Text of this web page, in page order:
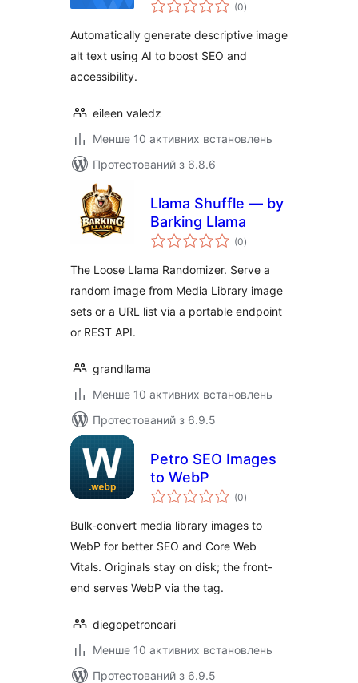
(0рейтинг
)
Automatically generate descriptive image
alt text using AI to boost SEO and
accessibility.
eileen valedz
Менше 10 активних встановлень
Протестований з 6.8.6
Llama Shuffle — by
Barking Llama
(0загальний
рейтинг
)
The Loose Llama Randomizer. Serve a
random image from Media Library image
sets or a URL list via a portable endpoint
or REST API.
grandllama
Менше 10 активних встановлень
Протестований з 6.9.5
Petro SEO Images
to WebP
(0загальний
рейтинг
)
Bulk-convert media library images to
WebP for better SEO and Core Web
Vitals. Originals stay on disk; the front-
end serves WebP via the tag.
diegopetroncari
Менше 10 активних встановлень
Протестований з 6.9.5